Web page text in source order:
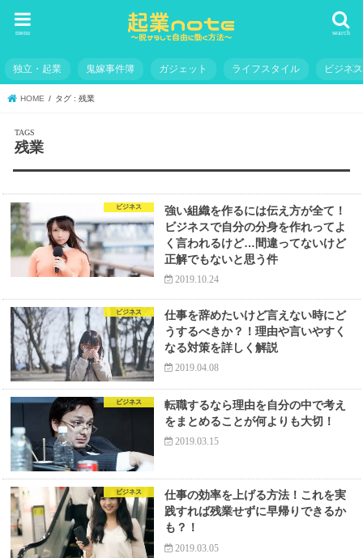
search
menu
独立・起業 鬼嫁事件簿 ガジェット ライフスタイル ビジネス
HOME タグ : 残業
残業
ビジネス
強い組織を作るには伝え方が全て！
ビジネスで自分の分身を作れってよ
く言われるけど…間違ってないけど
正解でもないと思う件
2019.10.24
ビジネス
仕事を辞めたいけど言えない時にど
うするべきか？！理由や言いやすく
なる対策を詳しく解説
2019.04.08
ビジネス
転職するなら理由を自分の中で考え
をまとめることが何よりも大切！
2019.03.15
ビジネス
仕事の効率を上げる方法！これを実
践すれば残業せずに早帰りできるか
も？！
2019.03.05